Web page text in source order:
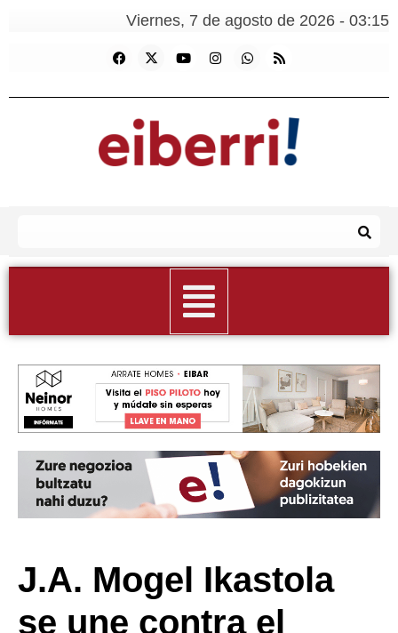
Viernes, 7 de agosto de 2026 - 03:15
J.A. Mogel Ikastola
se une contra el